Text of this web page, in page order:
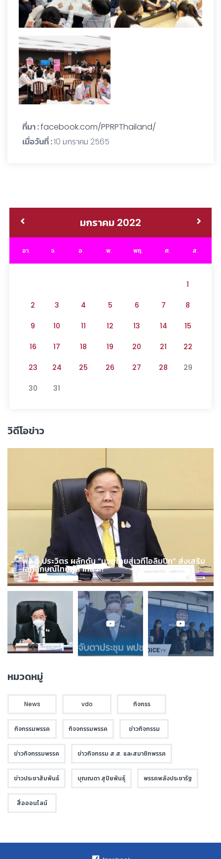
ที่มา :facebook.com/PPRPThailand/
เมื่อวันที่ :10 มกราคม 2565
มกราคม 2022
อา. จ. อ. พ. พฤ. ศ. ส.
1
2 3 4 5 6 7 8
9 10 11 12 13 14 15
16 17 18 19 20 21 22
23 24 25 26 27 28 29
30 31
วิดีโอข่าว
พล.อ.ประวิตร ผลักดัน “มวยไทยสู่เวทีโอลิมปิก” ส่งเสริม
เอกลักษณ์ไทยสู่สากล !!!
หมวดหมู่
News vdo กิจกรร
กิจกรรมพรรค กิจจกรรมพรรค ข่าวกิจกรรม
ข่าวกิจกรรมพรรค ข่าวกิจกรรม ส.ส. และสมาชิกพรรค
ข่าวประชาสัมพันธ์ บุณณดา สุปิยพันธุ์ พรรคพลังประชารัฐ
สื่อออนไลน์